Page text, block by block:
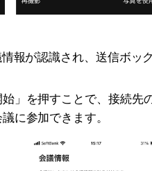
報が認識され、送信ボッ
」を押すことで、接続先
に参加できます。